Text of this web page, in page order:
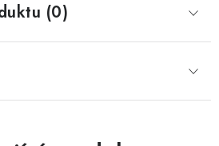
(0)